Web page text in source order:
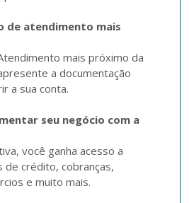
de atendimento mais
mais próximo da
a documentação
a sua conta.
seu negócio com a
você ganha acesso a
de crédito, cobranças,
e muito mais.